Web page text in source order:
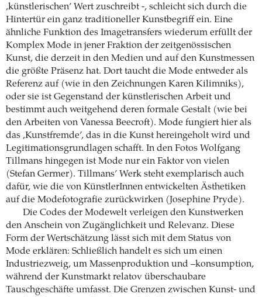
‚künstlerischen’ Wert zuschreibt -, schleicht sich durch die
Hintertür ein ganz traditioneller Kunstbegriff ein. Eine
ähnliche Funktion des Imagetransfers wiederum erfüllt der
Komplex Mode in jener Fraktion der zeitgenössischen
Kunst, die derzeit in den Medien und auf den Kunstmessen
die größte Präsenz hat. Dort taucht die Mode entweder als
Referenz auf (wie in den Zeichnungen Karen Kilimniks),
oder sie ist Gegenstand der künstlerischen Arbeit und
bestimmt auch weitgehend deren formale Gestalt (wie bei
den Arbeiten von Vanessa Beecroft). Mode fungiert hier als
das ‚Kunstfremde’, das in die Kunst hereingeholt wird und
Legitimationsgrundlagen schafft. In den Fotos Wolfgang
Tillmans hingegen ist Mode nur ein Faktor von vielen
(Stefan Germer). Tillmans’ Werk steht exemplarisch auch
dafür, wie die von KünstlerInnen entwickelten Ästhetiken
auf die Modefotografie zurückwirken (Josephine Pryde).
Die Codes der Modewelt verleigen den Kunstwerken
den Anschein von Zugänglichkeit und Relevanz. Diese
Form der Wertschätzung lässt sich mit dem Status von
Mode erklären: Schließlich handelt es sich um einen
Industriezweig, um Massenproduktion und –konsumption,
während der Kunstmarkt relatov überschaubare
Tauschgeschäfte umfasst. Die Grenzen zwischen Kunst- und